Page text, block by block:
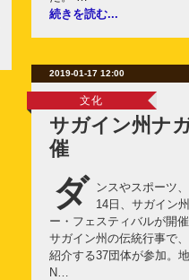
続きを読む...
2019-01-17 12:00
文化
サガイン州ナ
催
ダ
ンスやスポーツ
14日、サガイン
ー・フェスティバルが開
サガイン州の伝統行事で
紹介する37団体が参加。
N…